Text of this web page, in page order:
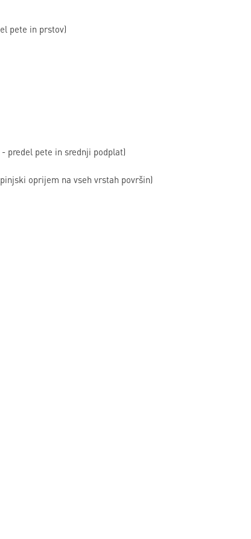
pete in prstov)
predel pete in srednji podplat)
oprijem na vseh vrstah površin)